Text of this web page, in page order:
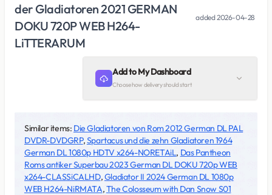
der Gladiatoren 2021 GERMAN
DOKU 720P WEB H264-
LiTTERARUM
added2026-04-28
Add to My Dashboard
Choose how delivery should start
Similar items: Die Gladiatoren von Rom 2012 German DL PAL
DVDR-DVDGRP,Spartacus und die zehn Gladiatoren 1964
German DL 1080p HDTV x264-NORETAiL, Das Pantheon
Roms antiker Superbau 2023 German DL DOKU 720p WEB
x264-CLASSiCALHD,Gladiator II 2024 German DL 1080p
WEB H264-NiRMATA,The Colosseum with Dan Snow S01